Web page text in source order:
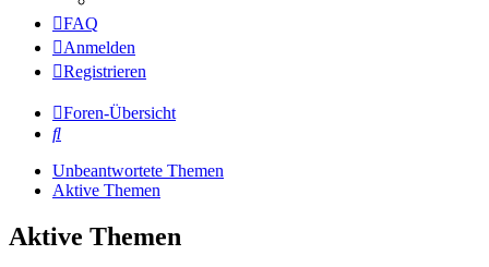
FAQ
Anmelden
Registrieren
Foren-Übersicht
Suche
Unbeantwortete Themen
Aktive Themen
Aktive Themen